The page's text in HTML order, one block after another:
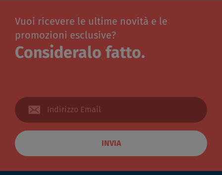
Vuoi ricevere le ultime novità e le
promozioni esclusive?
Consideralo fatto.
INVIA